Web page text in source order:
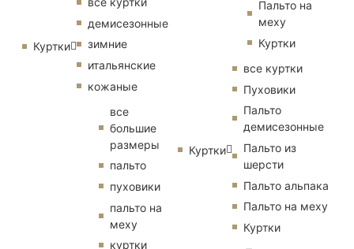
Куртки
демисезонные
зимние
итальянские
кожаные
все
большие
размеры
пальто
пуховики
пальто на
меху
куртки
Пальто на
меху
Куртки
Куртки
все куртки
Пуховики
Пальто
демисезонные
Пальто из
шерсти
Пальто альпака
Пальто на меху
Куртки